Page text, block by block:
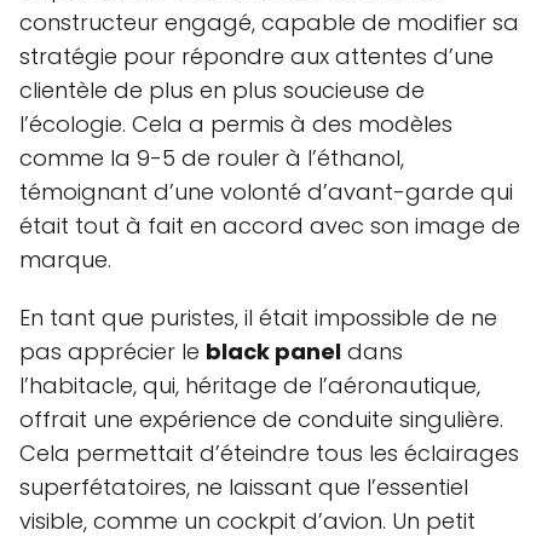
constructeur engagé, capable de modifier sa
stratégie pour répondre aux attentes d’une
clientèle de plus en plus soucieuse de
l’écologie. Cela a permis à des modèles
comme la 9-5 de rouler à l’éthanol,
témoignant d’une volonté d’avant-garde qui
était tout à fait en accord avec son image de
marque.
En tant que puristes, il était impossible de ne
pas apprécier le black panel dans
l’habitacle, qui, héritage de l’aéronautique,
offrait une expérience de conduite singulière.
Cela permettait d’éteindre tous les éclairages
superfétatoires, ne laissant que l’essentiel
visible, comme un cockpit d’avion. Un petit